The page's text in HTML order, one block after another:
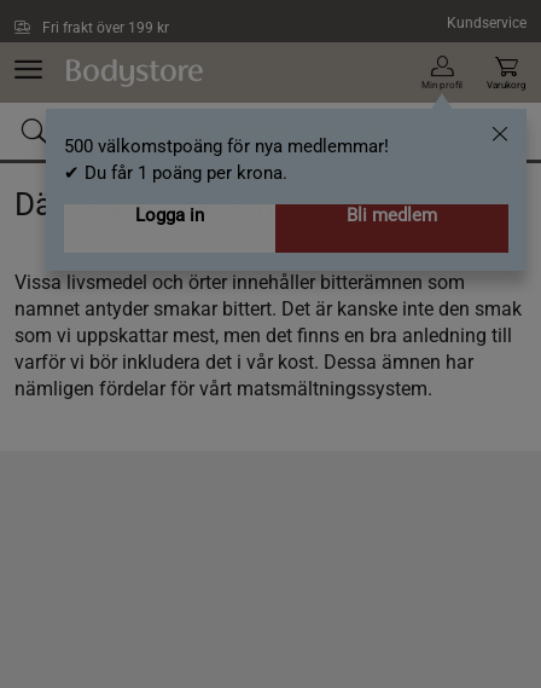
Fri frakt över 199 kr Kundservice
Min profil
500 välkomstpoäng för nya medlemmar!
✔ Du får 1 poäng per krona.
Logga in
Bli medlem
Varukorg
Därför bör vi äta mer bittert
Vissa livsmedel och örter innehåller bitterämnen som
namnet antyder smakar bittert. Det är kanske inte den smak
som vi uppskattar mest, men det finns en bra anledning till
varför vi bör inkludera det i vår kost. Dessa ämnen har
nämligen fördelar för vårt matsmältningssystem.